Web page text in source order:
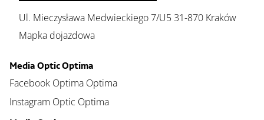
Ul. Mieczysława Medwieckiego 7/U5 31-870 Kraków
Mapka dojazdowa
Media Optic Optima
Facebook Optima Optima
Instagram Optic Optima